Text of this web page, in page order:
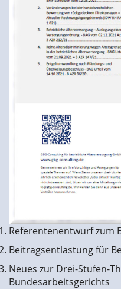
Referentenentwurf zum
Beitragsentlastung für
Neues zur Drei-Stufen-
Bundesarbeitsgerichts